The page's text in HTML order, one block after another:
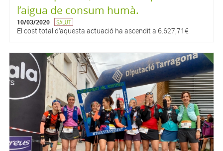
l’aigua de consum humà.
10/03/2020 SALUT
El cost total d’aquesta actuació ha ascendit a 6.627,71€.